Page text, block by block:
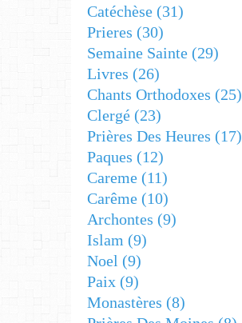
Catéchèse (31)
Prieres (30)
Semaine Sainte (29)
Livres (26)
Chants Orthodoxes (25)
Clergé (23)
Prières Des Heures (17)
Paques (12)
Careme (11)
Carême (10)
Archontes (9)
Islam (9)
Noel (9)
Paix (9)
Monastères (8)